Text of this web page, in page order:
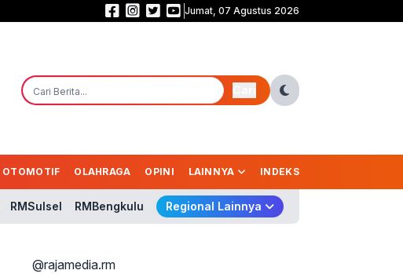
Saling Balas Gol! Persib vs Persebaya Masih Sama Kuat 1-1 di Babak
Jumat, 07 Agustus 2026
OTOMOTIF OLAHRAGA OPINI LAINNYA INDEKS
RMSulsel RMBengkulu Regional Lainnya
@rajamedia.rm